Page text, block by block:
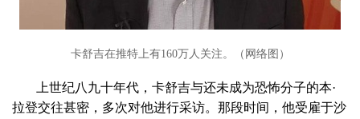
卡舒吉在推特上有160万人关注。（网络图）
上世纪八九十年代，卡舒吉与还未成为恐怖分子的本·
拉登交往甚密，多次对他进行采访。那段时间，他受雇于沙